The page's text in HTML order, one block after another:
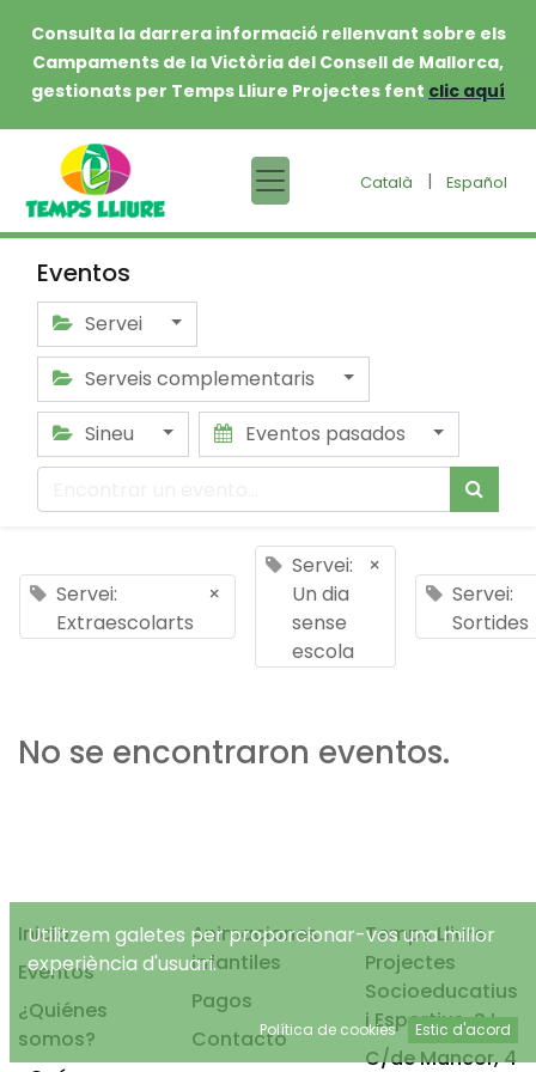
Consulta la darrera informació rellenvant sobre els
Campaments de la Victòria del Consell de Mallorca,
gestionats per Temps Lliure Projectes fent clic aquí
Català | Español
Eventos
Servei
Serveis complementaris
Sineu
Eventos pasados
Servei:
Extraescolarts
×
Servei:
Un dia
sense
escola
×
Servei:
Sortides
No se encontraron eventos.
Inicio
Eventos
¿Quiénes
somos?
Animaciones
infantiles
Pagos
Contacto
Temps Lliure
Projectes
Socioeducatius
i Esportius, S.L.
C/de Mancor, 4
Utilitzem galetes per proporcionar-vos una millor
experiència d'usuari.
Política de cookies Estic d'acord